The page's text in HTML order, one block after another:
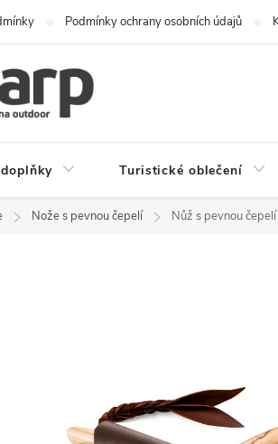
Podmínky ochrany osobních údajů
Turistické oblečení
Nože s pevnou čepelí Nůž s pevnou